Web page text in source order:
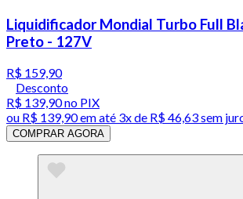
Liquidificador Mondial Turbo Full
Preto - 127V
R$ 159,90
Desconto
R$ 139,90no PIX
ou R$ 139,90em até 3x de R$ 46,63 sem
COMPRAR AGORA